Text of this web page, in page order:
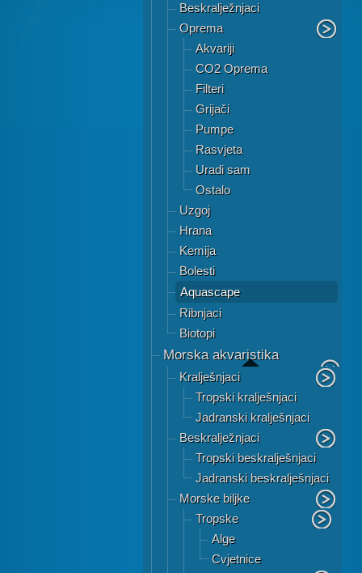
Beskralježnjaci
Oprema
Akvariji
CO2 Oprema
Filteri
Grijači
Pumpe
Rasvjeta
Uradi sam
Ostalo
Uzgoj
Hrana
Kemija
Bolesti
Aquascape
Ribnjaci
Biotopi
Morska akvaristika
Kralješnjaci
Tropski kralješnjaci
Jadranski kralješnjaci
Beskralježnjaci
Tropski beskralješnjaci
Jadranski beskralješnjaci
Morske biljke
Tropske
Alge
Cvjetnice